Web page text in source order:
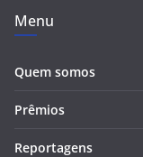
Menu
Quem somos
Prêmios
Reportagens